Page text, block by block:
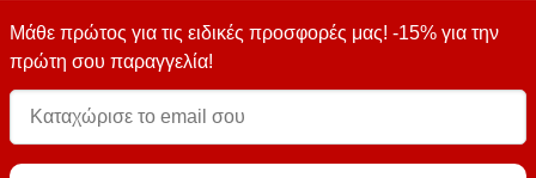
Μάθε πρώτος για τις ειδικές προσφορές μας! -15% για την
πρώτη σου παραγγελία!